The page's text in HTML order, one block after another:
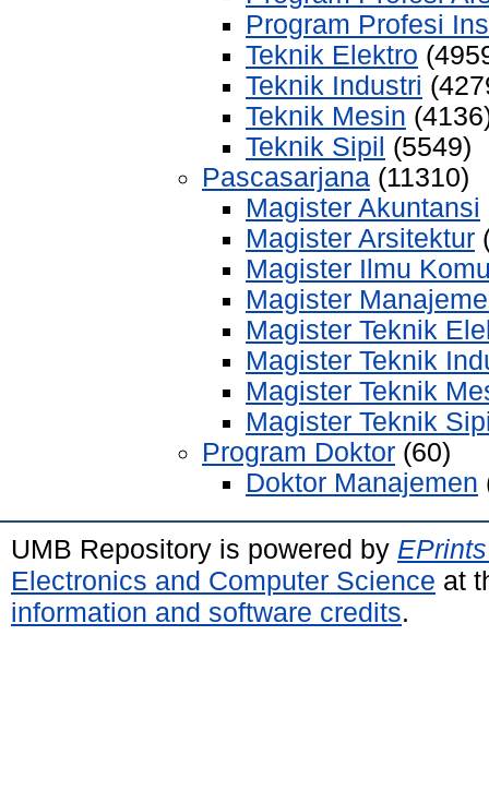
Program Profesi
Teknik Elektro
Teknik Industri
Teknik Mesin
Teknik Sipil (5549)
Pascasarjana (11310)
Magister Akuntansi
Magister Arsitektur
Magister Ilmu
Magister
Magister Teknik
Magister Teknik
Magister Teknik
Magister Teknik
Program Doktor (60)
Doktor Manajemen
UMB Repository is powered by
Electronics and Computer Science at
information and software credits.